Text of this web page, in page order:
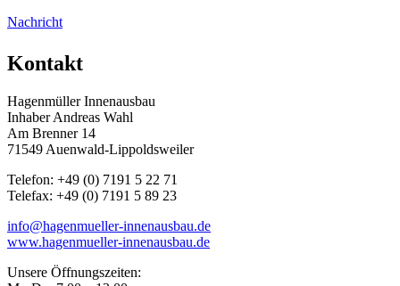
Nachricht
Kontakt
Hagenmüller Innenausbau
Inhaber Andreas Wahl
Am Brenner 14
71549 Auenwald-Lippoldsweiler
Telefon: +49 (0) 7191 5 22 71
Telefax: +49 (0) 7191 5 89 23
info@hagenmueller-innenausbau.de
www.hagenmueller-innenausbau.de
Unsere Öffnungszeiten: